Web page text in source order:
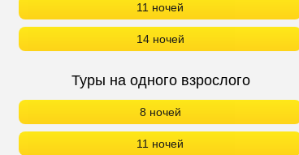
11 ночей
14 ночей
Туры на одного взрослого
8 ночей
11 ночей